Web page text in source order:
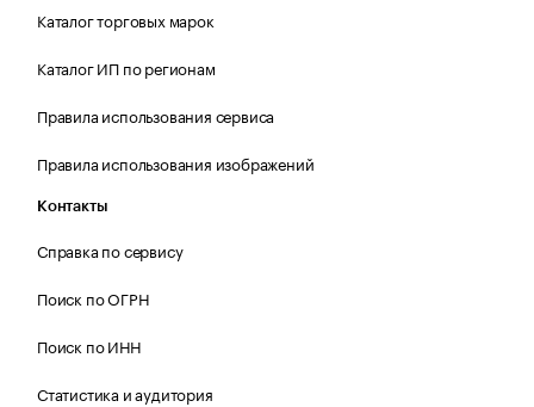
Каталог торговых марок
Каталог ИП по регионам
Правила использования сервиса
Правила использования изображений
Контакты
Справка по сервису
Поиск по ОГРН
Поиск по ИНН
Статистика и аудитория